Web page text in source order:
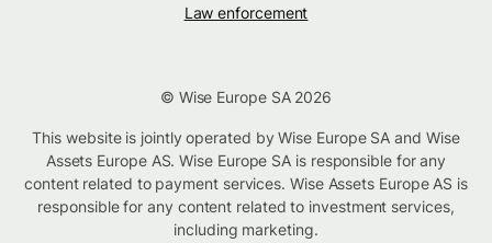
Law enforcement
© Wise Europe SA 2026
This website is jointly operated by Wise Europe SA and Wise
Assets Europe AS. Wise Europe SA is responsible for any
content related to payment services. Wise Assets Europe AS is
responsible for any content related to investment services,
including marketing.